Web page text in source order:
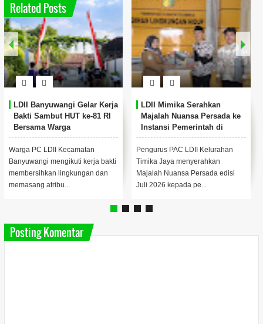
Related Posts
LDII Banyuwangi Gelar Kerja
Bakti Sambut HUT ke-81 RI
Bersama Warga
Warga PC LDII Kecamatan
Banyuwangi mengikuti kerja bakti
membersihkan lingkungan dan
memasang atribu...
LDII Mimika Serahkan
Majalah Nuansa Persada ke
Instansi Pemerintah di
Timika
Pengurus PAC LDII Kelurahan
Timika Jaya menyerahkan
Majalah Nuansa Persada edisi
Juli 2026 kepada pe...
Posting Komentar